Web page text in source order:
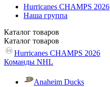
Hurricanes CHAMPS 2026
Наша группа
Каталог товаров
Каталог товаров
Hurricanes CHAMPS 2026
Команды NHL
Anaheim Ducks